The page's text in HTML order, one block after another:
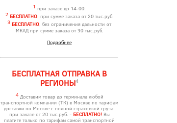
1 при заказе до 14-00.
2 БЕСПЛАТНО, при сумме заказа от 20 тыс.руб.
3 БЕСПЛАТНО, без ограничения дальности от
МКАД при сумме заказа от 30 тыс.руб.
Подробнее
БЕСПЛАТНАЯ ОТПРАВКА В
РЕГИОНЫ4
4Доставим товар до терминала любой
транспортной компании (ТК) в Москве по тарифам
доставки по Москве с полной страховкой груза,
при заказе от 20 тыс.руб. - БЕСПЛАТНО!Вы
платите только по тарифам самой транспортной